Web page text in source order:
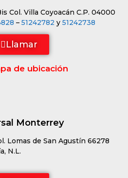
Col. Villa Coyoacán C.P. 04000
– 51242782 y 51242738
Llamar
de ubicación
Monterrey
Lomas de San Agustín 66278
N.L.